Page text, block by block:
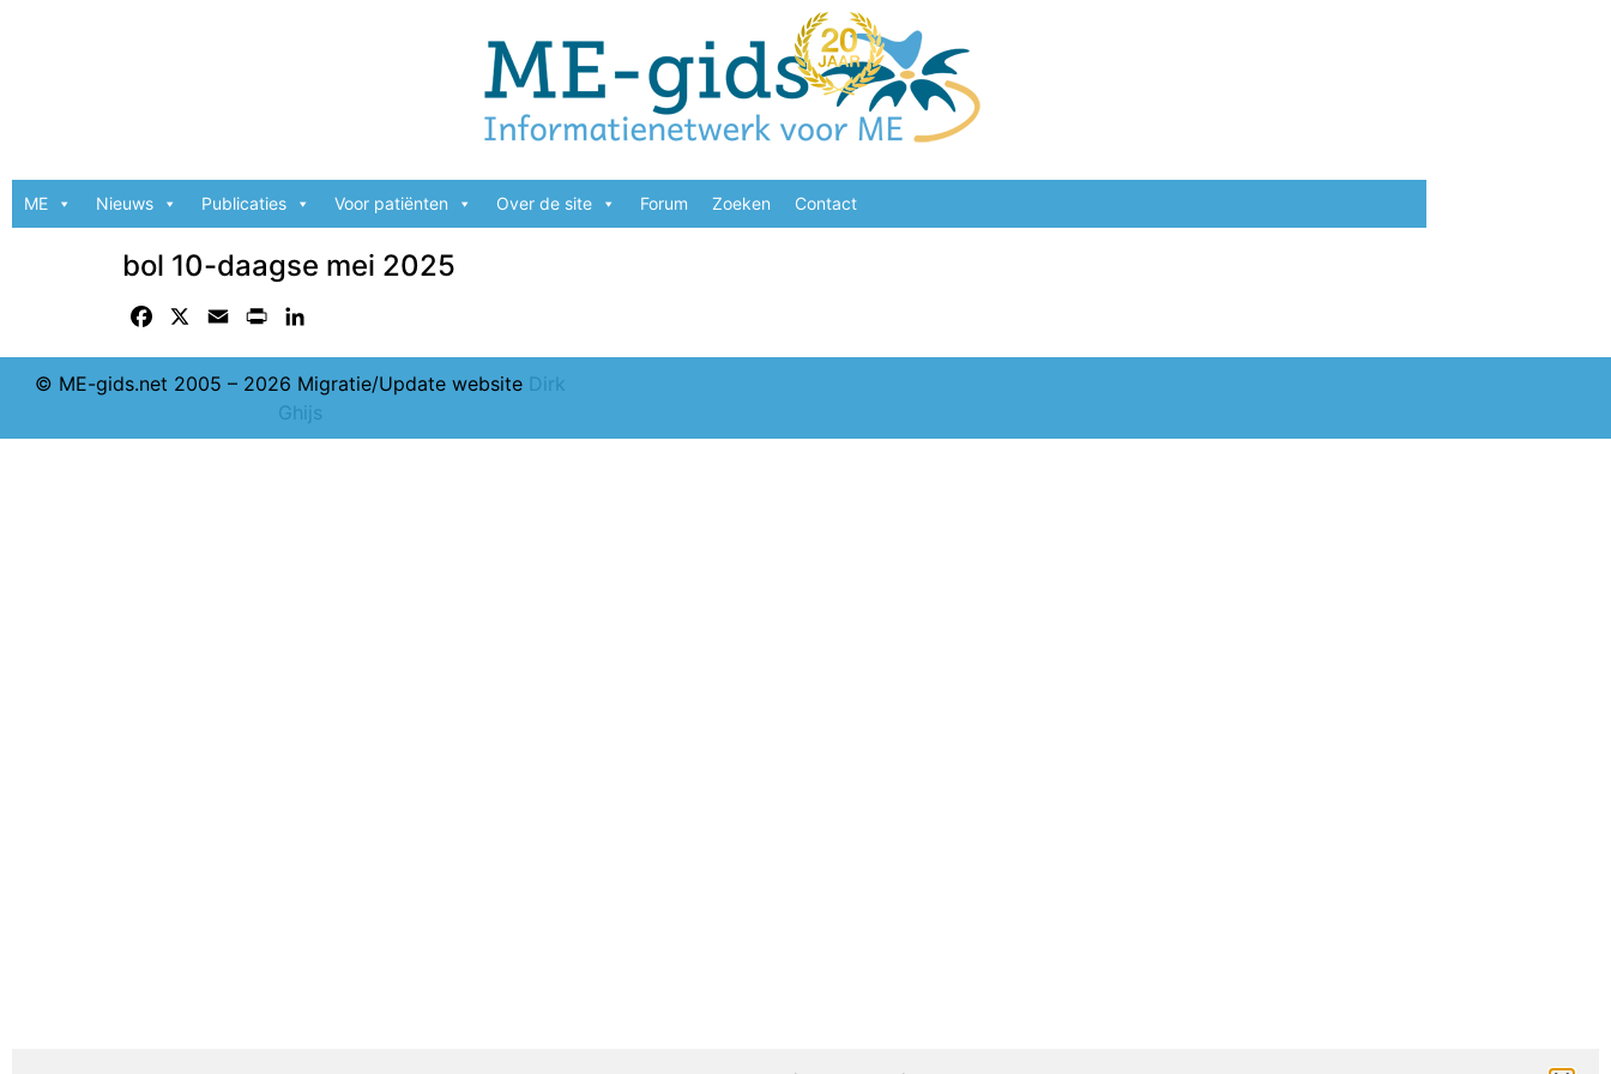
ME Nieuws Publicaties Voor patiënten Over de site Forum Zoeken Contact
bol 10-daagse mei 2025
Facebook Email Print
© ME-gids.net 2005 – 2026 Migratie/Update website Dirk
Ghijs